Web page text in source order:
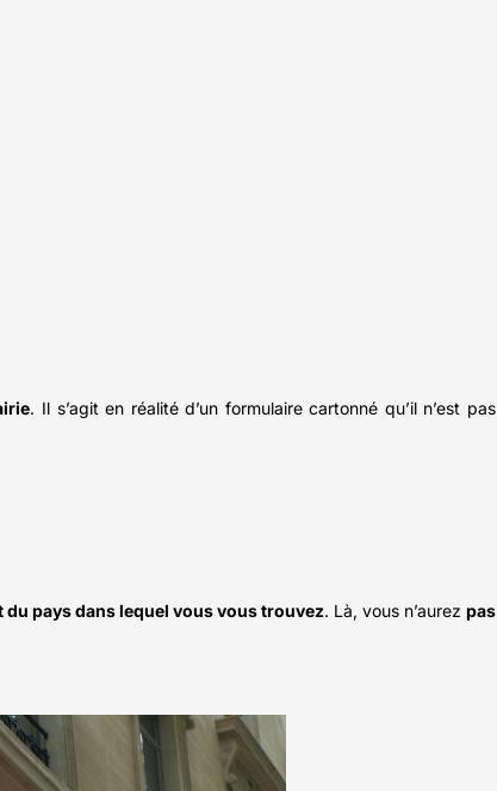
. Il s’agit en réalité d’un formulaire cartonné qu’il n’est pas
pays dans lequel vous vous trouvez. Là, vous n’aurezpas